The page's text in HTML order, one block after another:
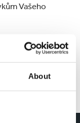
About
Vašeho